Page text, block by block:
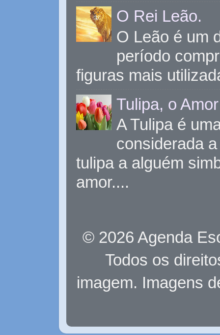
O Rei Leão.
O Leão é um
período
figuras mais
Tulipa, o
A Tulipa é
considerada
tulipa a alguém
amor....
© 2026 Agenda
Todos os
imagem. Imagens